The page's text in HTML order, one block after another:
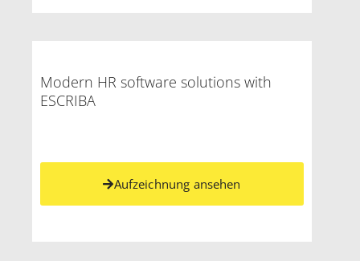
Modern HR software solutions with
ESCRIBA
Aufzeichnung ansehen